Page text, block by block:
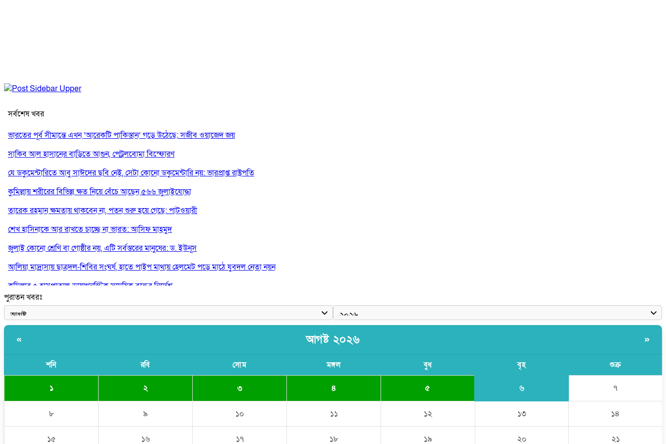
সর্বশেষ খবর
ভারতের পূর্ব সীমান্তে এখন ‘আরেকটি পাকিস্তান’ গড়ে উঠেছে: সজীব ওয়াজেদ জয়
সাকিব আল হাসানের বাড়িতে আগুন, পেট্রলবোমা বিস্ফোরণ
যে ডকুমেন্টারিতে আবু সাঈদের ছবি নেই, সেটা কোনো ডকুমেন্টারি নয়: ভারপ্রাপ্ত রাষ্ট্রপতি
কুমিল্লায় শরীরের বিভিন্ন ক্ষত নিয়ে বেঁচে আছেন ৫৬৬ জুলাইযোদ্ধা
তারেক রহমান ক্ষমতায় থাকবেন না, পতন শুরু হয়ে গেছে: পাটওয়ারী
শেখ হাসিনাকে আর রাখতে চাচ্ছে না ভারত: আসিফ মাহমুদ
জুলাই কোনো শ্রেণি বা গোষ্ঠীর নয়, এটি সর্বস্তরের মানুষের: ড. ইউনূস
আলিয়া মাদ্রাসায় ছাত্রদল-শিবির সংঘর্ষ, হাতে পাইপ মাথায় হেলমেট পড়ে মাঠে যুবদল নেতা নয়ন
কুমিল্লার ৫ হাসপাতাল-ডায়াগনস্টিক সাময়িক বন্ধের নির্দেশ
পরকীয়ার অভিযোগে গ্রামবাসীর হাতে আটক কনটেন্ট ক্রিয়েটর রিপন মিয়া
পুরাতন খবরঃ
« আগষ্ট ২০২৬ »
শনি রবি সোম মঙ্গল বুধ বৃহ শুক্র
১ ২ ৩ ৪ ৫ ৬ ৭
৮ ৯ ১০ ১১ ১২ ১৩ ১৪
১৫ ১৬ ১৭ ১৮ ১৯ ২০ ২১